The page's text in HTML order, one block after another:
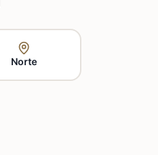
Norte